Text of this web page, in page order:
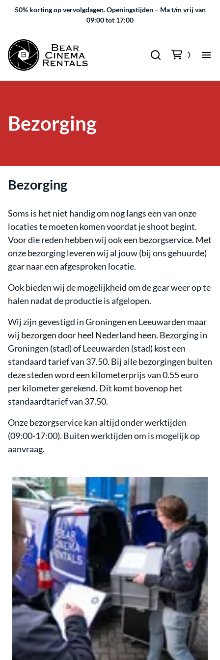
50% korting op vervolgdagen. Openingstijden – Ma t/m vrij van
09:00 tot 17:00
Bezorging
Bezorging
Soms is het niet handig om nog langs een van onze
locaties te moeten komen voordat je shoot begint.
Voor die reden hebben wij ook een bezorgservice. Met
onze bezorging leveren wij al jouw (bij ons gehuurde)
gear naar een afgesproken locatie.
Ook bieden wij de mogelijkheid om de gear weer op te
halen nadat de productie is afgelopen.
Wij zijn gevestigd in Groningen en Leeuwarden maar
wij bezorgen door heel Nederland heen. Bezorging in
Groningen (stad) of Leeuwarden (stad) kost een
standaard tarief van 37.50. Bij alle bezorgingen buiten
deze steden word een kilometerprijs van 0.55 euro
per kilometer gerekend. Dit komt bovenop het
standaardtarief van 37.50.
Onze bezorgservice kan altijd onder werktijden
(09:00-17:00). Buiten werktijden om is mogelijk op
aanvraag.